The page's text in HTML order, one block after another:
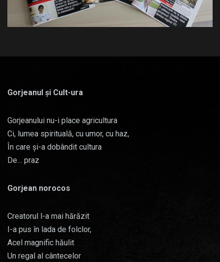
Gorjeanul și Cult-ura
Gorjeanului nu-i place agricultura
Ci, lumea spirituală, cu umor, cu haz,
În care și-a dobândit cultura
De… praz
Gorjean norocos
Creatorul l-a mai hărăzit
I-a pus în lada de folclor,
Acel magnific hăulit
Un regal al cântecelor